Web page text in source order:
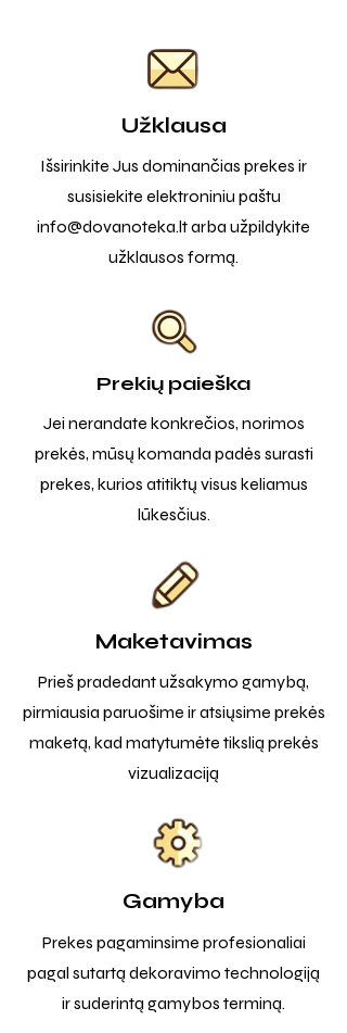
Užklausa
Išsirinkite Jus dominančias prekes ir
susisiekite elektroniniu paštu
info@dovanoteka.ltarba užpildykite
užklausos formą.
Prekių paieška
Jei nerandate konkrečios, norimos
prekės, mūsų komanda padės surasti
prekes, kurios atitiktų visus keliamus
lūkesčius.
Maketavimas
Prieš pradedant užsakymo gamybą,
pirmiausia paruošime ir atsiųsime prekės
maketą, kad matytumėte tikslią prekės
vizualizaciją
Gamyba
Prekes pagaminsime profesionaliai
pagal sutartą dekoravimo technologiją
ir suderintą gamybos terminą.